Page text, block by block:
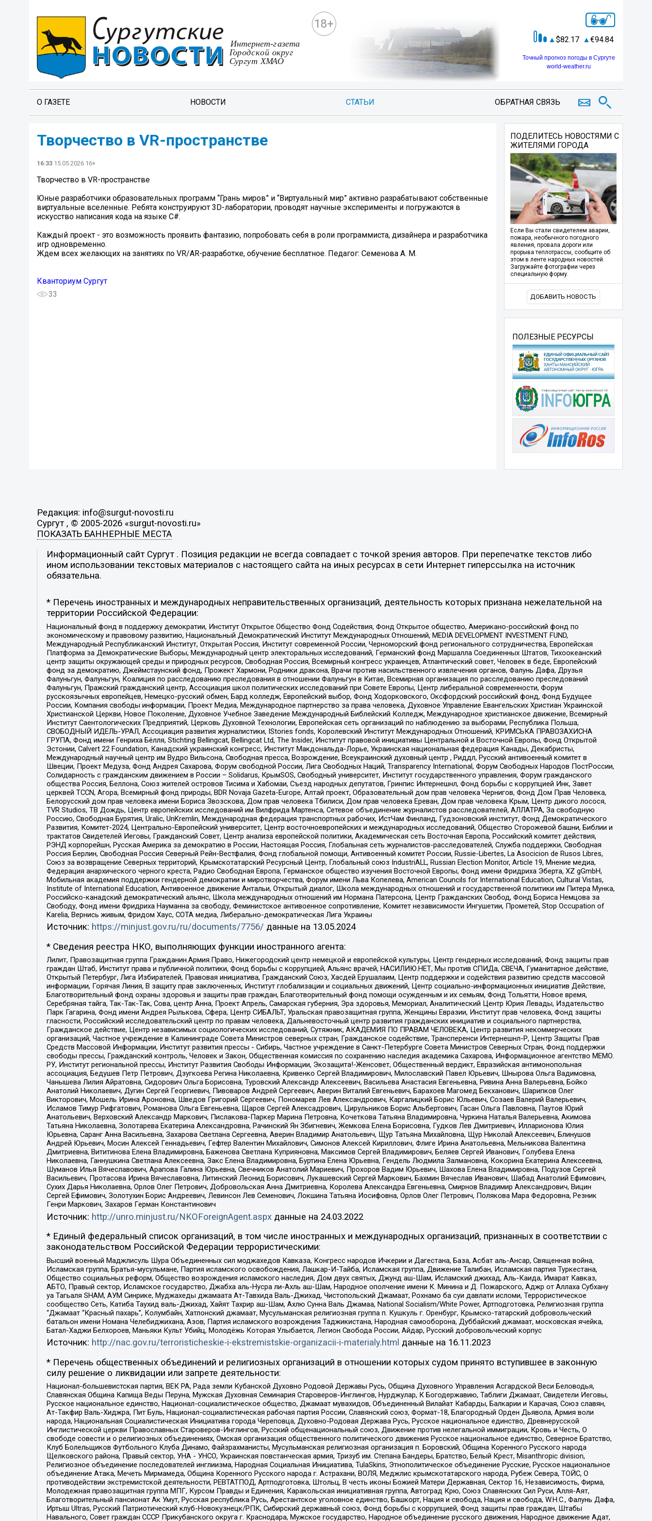
18+
82.17 94.84
Точный прогноз погоды в Сургуте
world-weather.ru
О ГАЗЕТЕ НОВОСТИ СТАТЬИ ОБРАТНАЯ СВЯЗЬ
Творчество в VR-пространстве
16:33 15.05.2026 16+
Творчество в VR-пространстве
Юные разработчики образовательных программ “Грань миров” и “Виртуальный мир” активно разрабатывают собственные
виртуальные вселенные. Ребята конструируют 3D-лаборатории, проводят научные эксперименты и погружаются в
искусство написания кода на языке C#.
Каждый проект - это возможность проявить фантазию, попробовать себя в роли программиста, дизайнера и разработчика
игр одновременно.
Ждем всех желающих на занятиях по VR/AR-разработке, обучение бесплатное. Педагог: Семенова А. М.
Кванториум Сургут
33
ПОДЕЛИТЕСЬ НОВОСТЯМИ С
ЖИТЕЛЯМИ ГОРОДА
Если Вы стали свидетелем аварии,
пожара, необычного погодного
явления, провала дороги или
прорыва теплотрассы, сообщите об
этом в ленте народных новостей.
Загружайте фотографии через
специальную форму.
ДОБАВИТЬ НОВОСТЬ
ПОЛЕЗНЫЕ РЕСУРСЫ
Редакция: info@surgut-novosti.ru
Сургут , © 2005-2026 «surgut-novosti.ru»
ПОКАЗАТЬ БАННЕРНЫЕ МЕСТА
Информационный сайт Сургут . Позиция редакции не всегда совпадает с точкой зрения авторов. При перепечатке текстов либо
ином использовании текстовых материалов с настоящего сайта на иных ресурсах в сети Интернет гиперссылка на источник
обязательна.
* Перечень иностранных и международных неправительственных организаций, деятельность которых признана нежелательной на
территории Российской Федерации:
Национальный фонд в поддержку демократии, Институт Открытое Общество Фонд Содействия, Фонд Открытое общество, Американо-российский фонд по
экономическому и правовому развитию, Национальный Демократический Институт Международных Отношений, MEDIA DEVELOPMENT INVESTMENT FUND,
Международный Республиканский Институт, Открытая Россия, Институт современной России, Черноморский фонд регионального сотрудничества, Европейская
Платформа за Демократические Выборы, Международный центр электоральных исследований, Германский фонд Маршалла Соединенных Штатов, Тихоокеанский
центр защиты окружающей среды и природных ресурсов, Свободная Россия, Всемирный конгресс украинцев, Атлантический совет, Человек в беде, Европейский
фонд за демократию, Джеймстаунский фонд, Прожект Хармони, Родники дракона, Врачи против насильственного извлечения органов, Фалунь Дафа, Друзья
Фалуньгун, Фалуньгун, Коалиция по расследованию преследования в отношении Фалуньгун в Китае, Всемирная организация по расследованию преследований
Фалуньгун, Пражский гражданский центр, Ассоциация школ политических исследований при Совете Европы, Центр либеральной современности, Форум
русскоязычных европейцев, Немецко-русский обмен, Бард колледж, Европейский выбор, Фонд Ходорковского, Оксфордский российский фонд, Фонд Будущее
России, Компания свободы информации, Проект Медиа, Международное партнерство за права человека, Духовное Управление Евангельских Христиан Украинской
Христианской Церкви, Новое Поколение, Духовное Учебное Заведение Международный Библейский Колледж, Международное христианское движение, Всемирный
Институт Саентологических Предприятий, Церковь Духовной Технологии, Европейская сеть организаций по наблюдению за выборами, Республика Польша,
СВОБОДНЫЙ ИДЕЛЬ-УРАЛ, Ассоциация развития журналистики, IStories fonds, Королевский Институт Международных Отношений, КРИМСЬКА ПРАВОЗАХИСНА
ГРУПА, Фонд имени Генриха Бёлля, Stichting Bellingcat, Bellingcat Ltd, The Insider, Институт правовой инициативы Центральной и Восточной Европы, Фонд Открытой
Эстонии, Calvert 22 Foundation, Канадский украинский конгресс, Институт Макдональда-Лорье, Украинская национальная федерация Канады, Декабристы,
Международный научный центр им Вудро Вильсона, Свободная пресса, Возрождение, Всеукраинский духовный центр , Риддл, Русский антивоенный комитет в
Швеции, Проект Медуза, Фонд Андрея Сахарова, Форум свободной России, Лига Свободных Наций, Transparеncy International, Форум Свободных Народов ПостРоссии,
Солидарность с гражданским движением в России – Solidarus, КрымSOS, Свободный университет, Институт государственного управления, Форум гражданского
общества Россия, Беллона, Союз жителей островов Тисима и Хабомаи, Съезд народных депутатов, Гринпис Интернешнл, Фонд борьбы с коррупцией Инк, Завет
церквей TCCN, Агора, Всемирный фонд природы, BDR Novaja Gazeta-Europe, Алтай проект, Образовательный дом прав человека Чернигов, Фонд Дом Прав Человека,
Белорусский дом прав человека имени Бориса Звозскова, Дом прав человека Тбилиси, Дом прав человека Ереван, Дом прав человека Крым, Центр дикого лосося,
TVR Studios, ТВ Дождь, Центр европейских исследований им Вилфрида Мартенса, Сетевое объединение журналистов расследователей, АЛЛАТРА, За свободную
Россию, Свободная Бурятия, Uralic, UnKremlin, Международная федерация транспортных рабочих, ИстЧам Финланд, Гудзоновский институт, Фонд Демократического
Развития, Комитет-2024, Центрально-Европейский университет, Центр восточноевропейских и международных исследований, Общество Сторожевой башни, Библии и
трактатов Свидетелей Иеговы, Гражданский Совет, Центр анализа европейской политики, Академическая сеть Восточная Европа, Российский комитет действия,
РЭНД корпорейшн, Русская Америка за демократию в России, Настоящая Россия, Глобальная сеть журналистов-расследователей, Служба поддержки, Свободная
Россия Берлин, Свободная Россия Северный Рейн-Вестфалия, Фонд глобальной помощи, Антивоенный комитет России, Russie-Libertes, La Asocicion de Rusos Libres,
Союз за возвращение Северных территорий, Крымскотатарский Ресурсный Центр, Глобальный союз IndustriALL, Russian Election Monitor, Article 19, Мнение медиа,
Федерация анархического черного креста, Радио Свободная Европа, Германское общество изучения Восточной Европы, Фонд имени Фридриха Эберта, XZ gGmbH,
Мобильная академия поддержки гендерной демократии и миротворчества, Форум имени Льва Копелева, American Councils for International Education, Cultural Vistas,
Institute of International Education, Антивоенное движение Антальи, Открытый диалог, Школа международных отношений и государственной политики им Питера Мунка,
Российско-канадский демократический альянс, Школа международных отношений им Нормана Патерсона, Центр Гражданских Свобод, Фонд Бориса Немцова за
Свободу, Фонд имени Фридриха Науманна за свободу, Феминистское антивоенное сопротивление, Комитет независимости Ингушетии, Прометей, Stop Occupation of
Karelia, Вернись живым, Фридом Хаус, СОТА медиа, Либерально-демократическая Лига Украины
Источник: https://minjust.gov.ru/ru/documents/7756/ данные на 13.05.2024
* Сведения реестра НКО, выполняющих функции иностранного агента:
Лилит, Правозащитная группа Гражданин.Армия.Право, Нижегородский центр немецкой и европейской культуры, Центр гендерных исследований, Фонд защиты прав
граждан Штаб, Институт права и публичной политики, Фонд борьбы с коррупцией, Альянс врачей, НАСИЛИЮ.НЕТ, Мы против СПИДа, СВЕЧА, Гуманитарное действие,
Открытый Петербург, Лига Избирателей, Правовая инициатива, Гражданский Союз, Хасдей Ерушалаим, Центр поддержки и содействия развитию средств массовой
информации, Горячая Линия, В защиту прав заключенных, Институт глобализации и социальных движений, Центр социально-информационных инициатив Действие,
Благотворительный фонд охраны здоровья и защиты прав граждан, Благотворительный фонд помощи осужденным и их семьям, Фонд Тольятти, Новое время,
Серебряная тайга, Так-Так-Так, Сова, центр Анна, Проект Апрель, Самарская губерния, Эра здоровья, Мемориал, Аналитический Центр Юрия Левады, Издательство
Парк Гагарина, Фонд имени Андрея Рылькова, Сфера, Центр СИБАЛЬТ, Уральская правозащитная группа, Женщины Евразии, Институт прав человека, Фонд защиты
гласности, Российский исследовательский центр по правам человека, Дальневосточный центр развития гражданских инициатив и социального партнерства,
Гражданское действие, Центр независимых социологических исследований, Сутяжник, АКАДЕМИЯ ПО ПРАВАМ ЧЕЛОВЕКА, Центр развития некоммерческих
организаций, Частное учреждение в Калининграде Совета Министров северных стран, Гражданское содействие, Трансперенси Интернешнл-Р, Центр Защиты Прав
Средств Массовой Информации, Институт развития прессы - Сибирь, Частное учреждение в Санкт-Петербурге Совета Министров Северных Стран, Фонд поддержки
свободы прессы, Гражданский контроль, Человек и Закон, Общественная комиссия по сохранению наследия академика Сахарова, Информационное агентство МЕМО.
РУ, Институт региональной прессы, Институт Развития Свободы Информации, Экозащита!-Женсовет, Общественный вердикт, Евразийская антимонопольная
ассоциация, Бедушев Петр Петрович, Дзугкоева Регина Николаевна, Кривенко Сергей Владимирович, Милославский Павел Юрьевич, Шнырова Ольга Вадимовна,
Чанышева Лилия Айратовна, Сидорович Ольга Борисовна, Туровский Александр Алексеевич, Васильева Анастасия Евгеньевна, Ривина Анна Валерьевна, Бойко
Анатолий Николаевич, Дугин Сергей Георгиевич, Пивоваров Андрей Сергеевич, Аверин Виталий Евгеньевич, Барахоев Магомед Бекханович, Шарипков Олег
Викторович, Мошель Ирина Ароновна, Шведов Григорий Сергеевич, Пономарев Лев Александрович, Каргалицкий Борис Юльевич, Созаев Валерий Валерьевич,
Исламов Тимур Рифгатович, Романова Ольга Евгеньевна, Щаров Сергей Алексадрович, Цирульников Борис Альбертович, Гасан Ольга Павловна, Паутов Юрий
Анатольевич, Верховский Александр Маркович, Пислакова-Паркер Марина Петровна, Кочеткова Татьяна Владимировна, Чуркина Наталья Валерьевна, Акимова
Татьяна Николаевна, Золотарева Екатерина Александровна, Рачинский Ян Збигневич, Жемкова Елена Борисовна, Гудков Лев Дмитриевич, Илларионова Юлия
Юрьевна, Саранг Анна Васильевна, Захарова Светлана Сергеевна, Аверин Владимир Анатольевич, Щур Татьяна Михайловна, Щур Николай Алексеевич, Блинушов
Андрей Юрьевич, Мосин Алексей Геннадьевич, Гефтер Валентин Михайлович, Симонов Алексей Кириллович, Флиге Ирина Анатольевна, Мельникова Валентина
Дмитриевна, Вититинова Елена Владимировна, Баженова Светлана Куприяновна, Максимов Сергей Владимирович, Беляев Сергей Иванович, Голубева Елена
Николаевна, Ганнушкина Светлана Алексеевна, Закс Елена Владимировна, Буртина Елена Юрьевна, Гендель Людмила Залмановна, Кокорина Екатерина Алексеевна,
Шуманов Илья Вячеславович, Арапова Галина Юрьевна, Свечников Анатолий Мариевич, Прохоров Вадим Юрьевич, Шахова Елена Владимировна, Подузов Сергей
Васильевич, Протасова Ирина Вячеславовна, Литинский Леонид Борисович, Лукашевский Сергей Маркович, Бахмин Вячеслав Иванович, Шабад Анатолий Ефимович,
Сухих Дарья Николаевна, Орлов Олег Петрович, Добровольская Анна Дмитриевна, Королева Александра Евгеньевна, Смирнов Владимир Александрович, Вицин
Сергей Ефимович, Золотухин Борис Андреевич, Левинсон Лев Семенович, Локшина Татьяна Иосифовна, Орлов Олег Петрович, Полякова Мара Федоровна, Резник
Генри Маркович, Захаров Герман Константинович
Источник: http://unro.minjust.ru/NKOForeignAgent.aspxданные на 24.03.2022
* Единый федеральный список организаций, в том числе иностранных и международных организаций, признанных в соответствии с
законодательством Российской Федерации террористическими:
Высший военный Маджлисуль Шура Объединенных сил моджахедов Кавказа, Конгресс народов Ичкерии и Дагестана, База, Асбат аль-Ансар, Священная война,
Исламская группа, Братья-мусульмане, Партия исламского освобождения, Лашкар-И-Тайба, Исламская группа, Движение Талибан, Исламская партия Туркестана,
Общество социальных реформ, Общество возрождения исламского наследия, Дом двух святых, Джунд аш-Шам, Исламский джихад, Аль-Каида, Имарат Кавказ,
АБТО, Правый сектор, Исламское государство, Джабха аль-Нусра ли-Ахль аш-Шам, Народное ополчение имени К. Минина и Д. Пожарского, Аджр от Аллаха Субхану
уа Тагьаля SHAM, АУМ Синрике, Муджахеды джамаата Ат-Тавхида Валь-Джихад, Чистопольский Джамаат, Рохнамо ба суи давлати исломи, Террористическое
сообщество Сеть, Катиба Таухид валь-Джихад, Хайят Тахрир аш-Шам, Ахлю Сунна Валь Джамаа, National Socialism/White Power, Артподготовка, Религиозная группа
“Джамаат “Красный пахарь”, Колумбайн, Хатлонский джамаат, Мусульманская религиозная группа п. Кушкуль г. Оренбург, Крымско-татарский добровольческий
батальон имени Номана Челебиджихана, Азов, Партия исламского возрождения Таджикистана, Народная самооборона, Дуббайский джамаат, московская ячейка,
Батал-Хаджи Белхороев, Маньяки Культ Убийц, Молодёжь Которая Улыбается, Легион Свобода России, Айдар, Русский добровольческий корпус
Источник: http://nac.gov.ru/terroristicheskie-i-ekstremistskie-organizacii-i-materialy.html данные на 16.11.2023
* Перечень общественных объединений и религиозных организаций в отношении которых судом принято вступившее в законную
силу решение о ликвидации или запрете деятельности:
Национал-большевистская партия, ВЕК РА, Рада земли Кубанской Духовно Родовой Державы Русь, Община Духовного Управления Асгардской Веси Беловодья,
Славянская Община Капища Веды Перуна, Мужская Духовная Семинария Староверов-Инглингов, Нурджулар, К Богодержавию, Таблиги Джамаат, Свидетели Иеговы,
Русское национальное единство, Национал-социалистическое общество, Джамаат мувахидов, Объединенный Вилайат Кабарды, Балкарии и Карачая, Союз славян,
Ат-Такфир Валь-Хиджра, Пит Буль, Национал-социалистическая рабочая партия России, Славянский союз, Формат-18, Благородный Орден Дьявола, Армия воли
народа, Национальная Социалистическая Инициатива города Череповца, Духовно-Родовая Держава Русь, Русское национальное единство, Древнерусской
Инглистической церкви Православных Староверов-Инглингов, Русский общенациональный союз, Движение против нелегальной иммиграции, Кровь и Честь, О
свободе совести и о религиозных объединениях, Омская организация общественного политического движения Русское национальное единство, Северное Братство,
Клуб Болельщиков Футбольного Клуба Динамо, Файзрахманисты, Мусульманская религиозная организация п. Боровский, Община Коренного Русского народа
Щелковского района, Правый сектор, УНА - УНСО, Украинская повстанческая армия, Тризуб им. Степана Бандеры, Братство, Белый Крест, Misanthropic division,
Религиозное объединение последователей инглиизма, Народная Социальная Инициатива, TulaSkins, Этнополитическое объединение Русские, Русское национальное
объединение Атака, Мечеть Мирмамеда, Община Коренного Русского народа г. Астрахани, ВОЛЯ, Меджлис крымскотатарского народа, Рубеж Севера, ТОЙС, О
противодействии экстремистской деятельности, РЕВТАТПОД, Артподготовка, Штольц, В честь иконы Божией Матери Державная, Сектор 16, Независимость, Фирма,
Молодежная правозащитная группа МПГ, Курсом Правды и Единения, Каракольская инициативная группа, Автоград Крю, Союз Славянских Сил Руси, Алля-Аят,
Благотворительный пансионат Ак Умут, Русская республика Русь, Арестантское уголовное единство, Башкорт, Нация и свобода, Нация и свобода, W.H.С., Фалунь Дафа,
Иртыш Ultras, Русский Патриотический клуб-Новокузнецк/РПК, Сибирский державный союз, Фонд борьбы с коррупцией, Фонд защиты прав граждан, Штабы
Навального, Совет граждан СССР Прикубанского округа г. Краснодара, Мужское государство, Народное объединение русского движения, Народное движение Адат,